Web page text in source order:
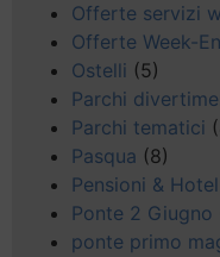
Offerte servizi
Offerte Week-
Ostelli (5)
Parchi
Parchi tematici
Pasqua (8)
Pensioni &
Ponte 2 Giugno
ponte primo